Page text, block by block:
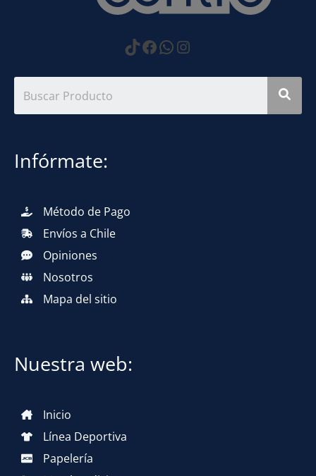
https://
Facebook
WhatsApp
Instagram
Infórmate:
Método de Pago
Envíos a Chile
Opiniones
Nosotros
Mapa del sitio
Nuestra web:
Inicio
Línea Deportiva
Papelería